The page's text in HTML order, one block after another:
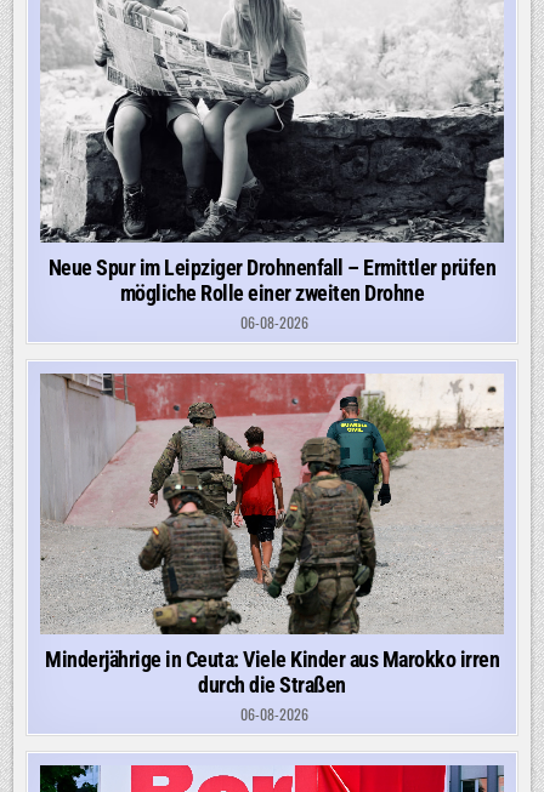
Neue Spur im Leipziger Drohnenfall – Ermittler prüfen
mögliche Rolle einer zweiten Drohne
06-08-2026
Minderjährige in Ceuta: Viele Kinder aus Marokko irren
durch die Straßen
06-08-2026